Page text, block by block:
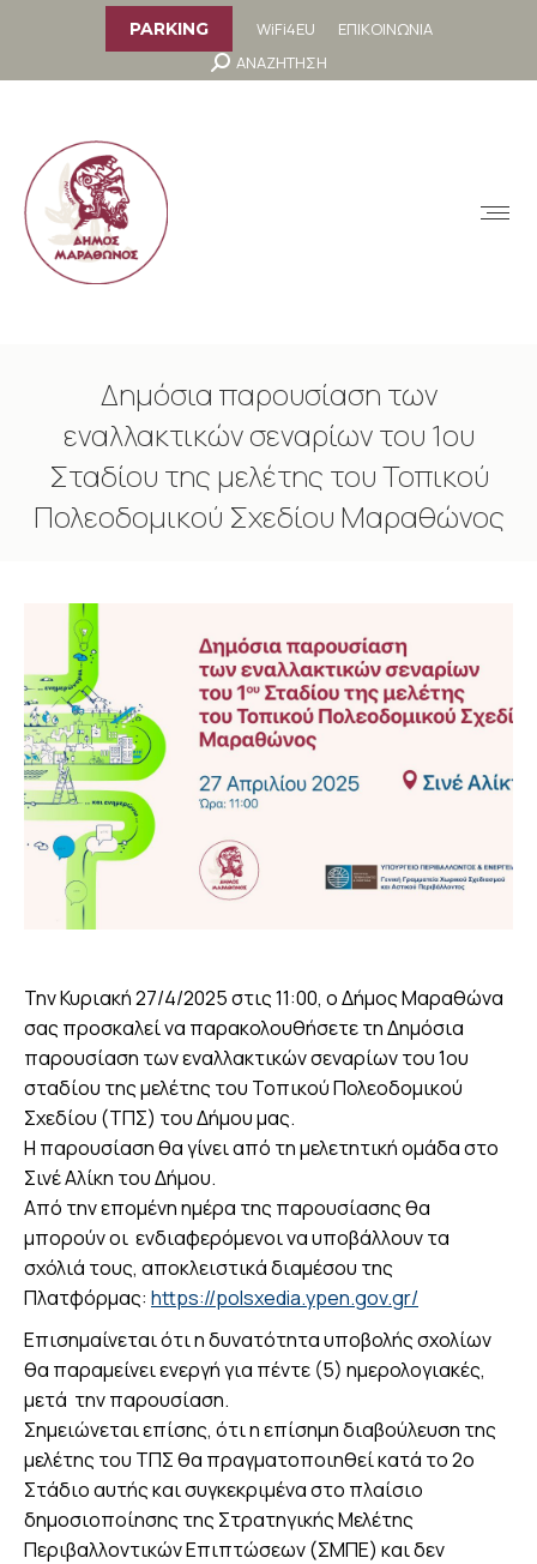
PARKING WiFi4EU
ΕΠΙΚΟΙΝΩΝΙΑ
Search:
ΑΝΑΖΗΤΗΣΗ
Δημόσια παρουσίαση των
εναλλακτικών σεναρίων του 1ου
Σταδίου της μελέτης του Τοπικού
Πολεοδομικού Σχεδίου Μαραθώνος
Την Κυριακή 27/4/2025 στις 11:00, ο Δήμος Μαραθώνα
σας προσκαλεί να παρακολουθήσετε τη Δημόσια
παρουσίαση των εναλλακτικών σεναρίων του 1ου
σταδίου της μελέτης του Τοπικού Πολεοδομικού
Σχεδίου (ΤΠΣ) του Δήμου μας.
Η παρουσίαση θα γίνει από τη μελετητική ομάδα στο
Σινέ Αλίκη του Δήμου.
Από την επομένη ημέρα της παρουσίασης θα
μπορούν οι ενδιαφερόμενοι να υποβάλλουν τα
σχόλιά τους, αποκλειστικά διαμέσου της
Πλατφόρμας: https://polsxedia.ypen.gov.gr/
Επισημαίνεται ότι η δυνατότητα υποβολής σχολίων
θα παραμείνει ενεργή για πέντε (5) ημερολογιακές,
μετά την παρουσίαση.
Σημειώνεται επίσης, ότι η επίσημη διαβούλευση της
μελέτης του ΤΠΣ θα πραγματοποιηθεί κατά το 2ο
Στάδιο αυτής και συγκεκριμένα στο πλαίσιο
δημοσιοποίησης της Στρατηγικής Μελέτης
Περιβαλλοντικών Επιπτώσεων (ΣΜΠΕ) και δεν